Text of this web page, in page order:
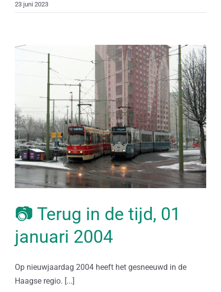
23 juni 2023
📷 Terug in de tijd, 01
januari 2004
Op nieuwjaardag 2004 heeft het gesneeuwd in de
Haagse regio. [...]